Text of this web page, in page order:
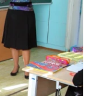
available